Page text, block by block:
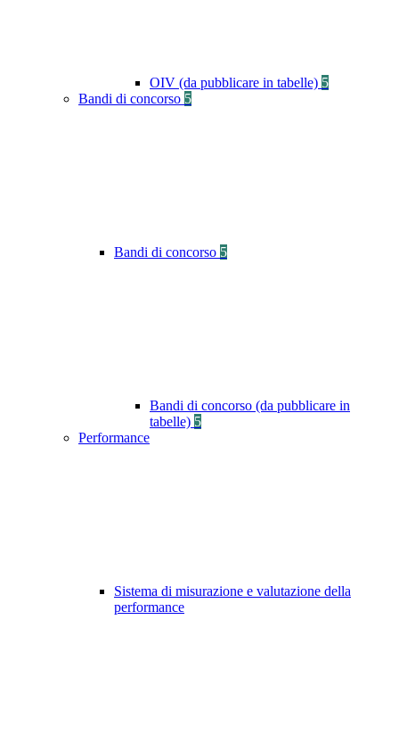
OIV (da pubblicare in tabelle) 5
Bandi di concorso 5
Bandi di concorso 5
Bandi di concorso (da pubblicare in
tabelle) 5
Performance
Sistema di misurazione e valutazione della
performance